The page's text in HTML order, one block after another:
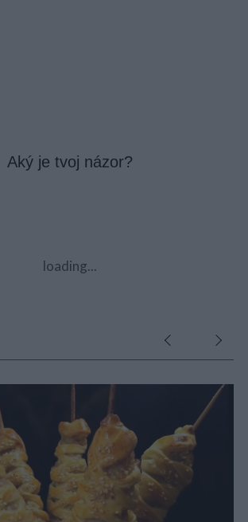
Aký je tvoj názor?
loading...